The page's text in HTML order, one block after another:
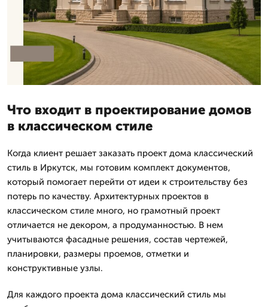
Что входит в проектирование домов
в классическом стиле
Когда клиент решает заказать проект дома классический
стиль в Иркутск, мы готовим комплект документов,
который помогает перейти от идеи к строительству без
потерь по качеству. Архитектурных проектов в
классическом стиле много, но грамотный проект
отличается не декором, а продуманностью. В нем
учитываются фасадные решения, состав чертежей,
планировки, размеры проемов, отметки и
конструктивные узлы.
Для каждого проекта дома классический стиль мы